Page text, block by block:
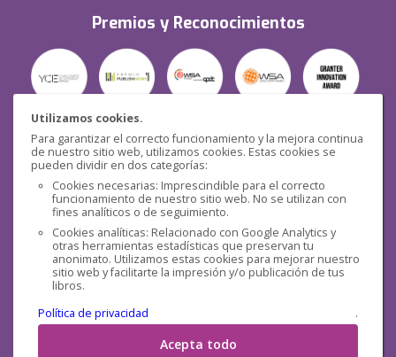
Utilizamos cookies.
Para garantizar el correcto funcionamiento y la mejora continua
de nuestro sitio web, utilizamos cookies. Estas cookies se
pueden dividir en dos categorías:
Cookies necesarias: Imprescindible para el correcto
funcionamiento de nuestro sitio web. No se utilizan con
fines analíticos o de seguimiento.
Cookies analíticas: Relacionado con Google Analytics y
otras herramientas estadísticas que preservan tu
anonimato. Utilizamos estas cookies para mejorar nuestro
sitio web y facilitarte la impresión y/o publicación de tus
libros.
Política de privacidad
.
Acepta todo
Premios y Reconocimientos
Seguridad
Redes sociales